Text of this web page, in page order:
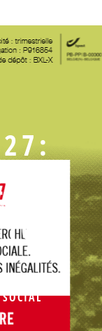
27:
LA
DE
SOCIAL